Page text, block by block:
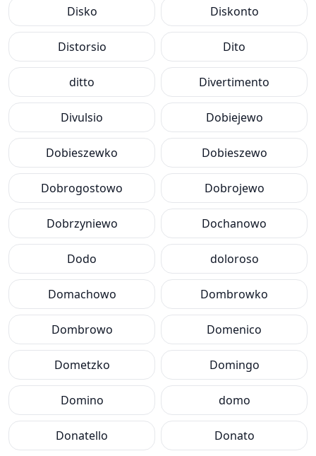
Disko Diskonto
Distorsio Dito
ditto Divertimento
Divulsio Dobiejewo
Dobieszewko Dobieszewo
Dobrogostowo Dobrojewo
Dobrzyniewo Dochanowo
Dodo doloroso
Domachowo Dombrowko
Dombrowo Domenico
Dometzko Domingo
Domino domo
Donatello Donato